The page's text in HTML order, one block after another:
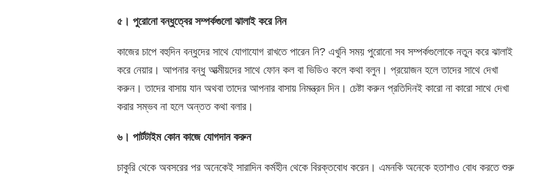
৫। পুরোনো বন্ধুত্বের সম্পর্কগুলো ঝালাই করে নিন
কাজের চাপে বহুদিন বন্ধুদের সাথে যোগাযোগ রাখতে পারেন নি? এখুনি সময় পুরোনো সব সম্পর্কগুলোকে নতুন করে ঝালাই
করে নেয়ার। আপনার বন্ধু আত্মীয়দের সাথে ফোন কল বা ভিডিও কলে কথা বলুন। প্রয়োজন হলে তাদের সাথে দেখা
করুন। তাদের বাসায় যান অথবা তাদের আপনার বাসায় নিমন্ত্রন দিন। চেষ্টা করুন প্রতিদিনই কারো না কারো সাথে দেখা
করার সম্ভব না হলে অন্তত কথা বলার।
৬। পার্টটাইম কোন কাজে যোগদান করুন
চাকুরি থেকে অবসরের পর অনেকেই সারাদিন কর্মহীন থেকে বিরক্তবোধ করেন। এমনকি অনেকে হতাশাও বোধ করতে শুরু